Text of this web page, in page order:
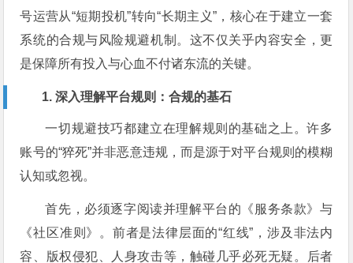
号运营从“短期投机”转向“长期主义”，核心在于建立一套
系统的合规与风险规避机制。这不仅关乎内容安全，更
是保障所有投入与心血不付诸东流的关键。
1. 深入理解平台规则：合规的基石
一切规避技巧都建立在理解规则的基础之上。许多
账号的“猝死”并非恶意违规，而是源于对平台规则的模糊
认知或忽视。
首先，必须逐字阅读并理解平台的《服务条款》与
《社区准则》。前者是法律层面的“红线”，涉及非法内
容、版权侵犯、人身攻击等，触碰几乎必死无疑。后者